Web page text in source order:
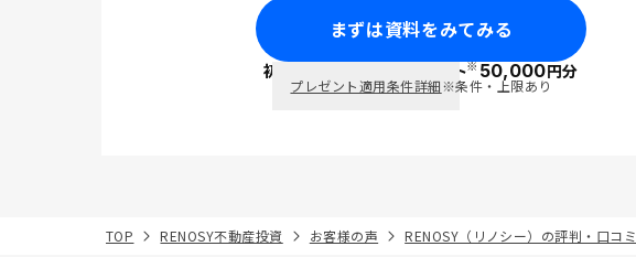
まずは資料をみてみる
初回面談で ポイント※50,000円分
プレゼント適用条件詳細※条件・上限あり
TOP RENOSY不動産投資 お客様の声 RENOSY（リノシー）の評判・口コミ